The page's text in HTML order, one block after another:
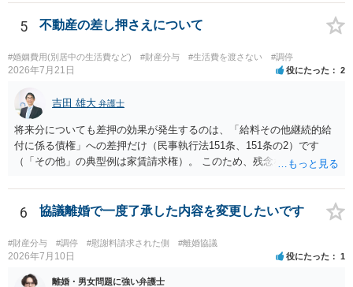
えにくくとも、表だってのお答えとしては元妻の了解なく処分するこ
とはできないというお答えになってしまいます。
5 不動産の差し押さえについて
#婚姻費用(別居中の生活費など) #財産分与 #生活費を渡さない #調停
2026年7月21日 役にたった 2
吉田 雄大 弁護士
将来分についても差押の効果が発生するのは、「給料その他継続的給
付に係る債権」への差押だけ（民事執行法151条、151条の2）です
（「その他」の典型例は家賃請求権）。 このため、残念ながらお答え
のみが配当の対象です。
6 協議離婚で一度了承した内容を変更したいです
#財産分与 #調停 #慰謝料請求された側 #離婚協議
2026年7月10日 役にたった 1
離婚・男女問題に強い弁護士